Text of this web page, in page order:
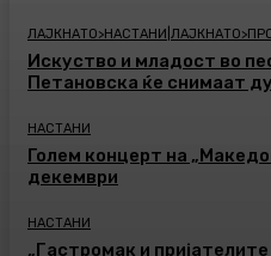
Искуство и младост во
Петановска ќе снимаат
НАСТАНИ
Голем концерт на
декември
НАСТАНИ
„Гастромак и